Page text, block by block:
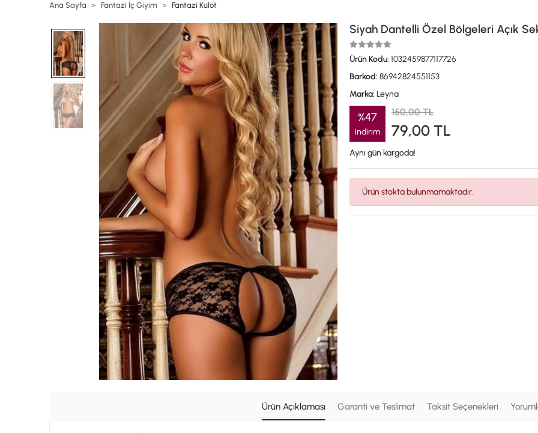
Ana Sayfa Fantazi İç Giyim Fantazi Külot
Siyah Dantelli Özel Bölgeleri Açık
Ürün Kodu: 1032459877117726
Barkod: 86942824551153
Marka: Leyna
%47
indirim
150,00 TL
79,00 TL
Aynı gün kargoda!
Ürün stokta bulunmamaktadır.
Ürün Açıklaması Garanti ve Teslimat Taksit Seçenekleri